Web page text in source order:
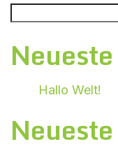
Hallo Welt!